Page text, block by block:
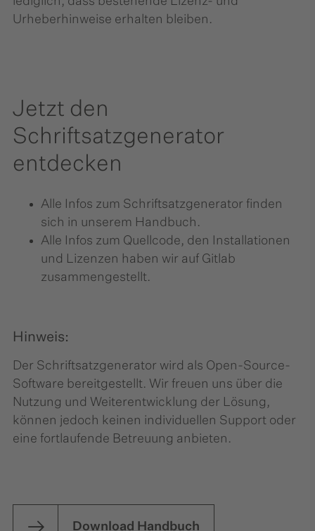
Urheberhinweise erhalten bleiben.
Jetzt den
Schriftsatzgenerator
entdecken
Alle Infos zum Schriftsatzgenerator finden
sich in unserem Handbuch.
Alle Infos zum Quellcode, den Installationen
und Lizenzen haben wir auf Gitlab
zusammengestellt.
Hinweis:
Der Schriftsatzgenerator wird als Open-Source-
Software bereitgestellt. Wir freuen uns über die
Nutzung und Weiterentwicklung der Lösung,
können jedoch keinen individuellen Support oder
eine fortlaufende Betreuung anbieten.
Download Handbuch